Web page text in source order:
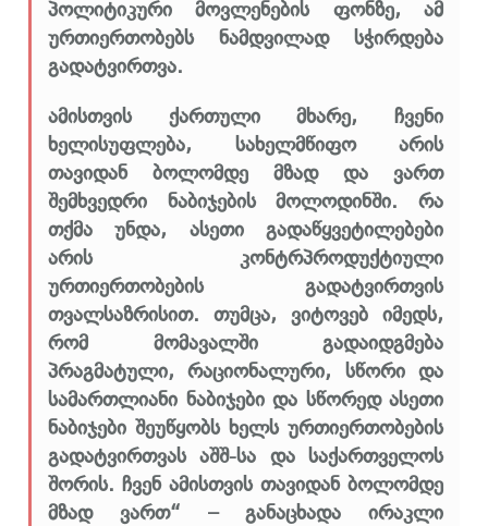
პოლიტიკური მოვლენების ფონზე, ამ
ურთიერთობებს ნამდვილად სჭირდება
გადატვირთვა.
ამისთვის ქართული მხარე, ჩვენი
ხელისუფლება, სახელმწიფო არის
თავიდან ბოლომდე მზად და ვართ
შემხვედრი ნაბიჯების მოლოდინში. რა
თქმა უნდა, ასეთი გადაწყვეტილებები
არის კონტრპროდუქტიული
ურთიერთობების გადატვირთვის
თვალსაზრისით. თუმცა, ვიტოვებ იმედს,
რომ მომავალში გადაიდგმება
პრაგმატული, რაციონალური, სწორი და
სამართლიანი ნაბიჯები და სწორედ ასეთი
ნაბიჯები შეუწყობს ხელს ურთიერთობების
გადატვირთვას აშშ-სა და საქართველოს
შორის. ჩვენ ამისთვის თავიდან ბოლომდე
მზად ვართ“ – განაცხადა ირაკლი